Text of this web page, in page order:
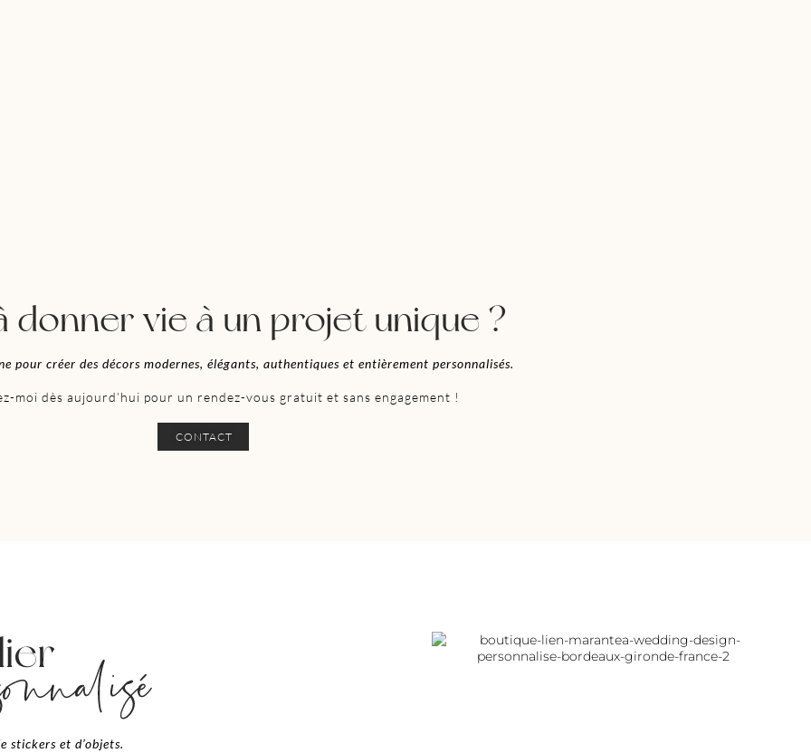
donner vie à un projet unique ?
pour créer des décors modernes, élégants, authentiques et entièrement personnalisés.
moi dès aujourd’hui pour un rendez-vous gratuit et sans engagement !
CONTACT
stickers et d’objets.